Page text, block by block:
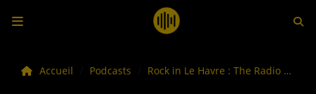
LES ACTUS
Accueil Podcasts Rock in Le Havre : The Radio Show